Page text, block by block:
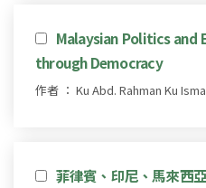
Malaysian Politics
through Democracy
作者 ： Ku Abd. Rahman Ku
菲律賓、印尼、馬來西